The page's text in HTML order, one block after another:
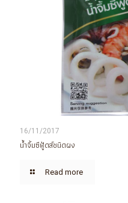
16/11/2017
น้ำจิ้มซีฟู้ดส์ชนิดผง
Read more